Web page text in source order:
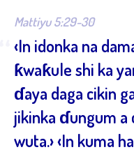
Mattiyu 5:29-30
‹In idonka na
ƙwaƙule shi ka
ɗaya daga cikin
jikinka ɗungum a
wuta.› ‹In kuma